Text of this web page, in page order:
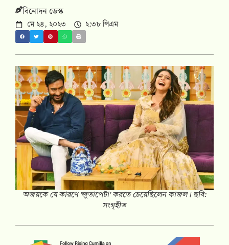
বিনোদন ডেস্ক
মে ২৪, ২০২৩ ২:৩৮ পিএম
অজয়কে যে কারণে 'জুতাপেটা' করতে চেয়েছিলেন কাজল। ছবি:
সংগৃহীত